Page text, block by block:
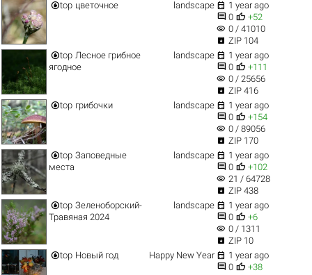
top цветочное landscape  1 year ago
 0  +52
visibility 0 / 41010
 ZIP 104
top Лесное грибное
ягодное
landscape  1 year ago
 0  +111
visibility 0 / 25656
 ZIP 416
top грибочки landscape  1 year ago
 0  +154
visibility 0 / 89056
 ZIP 170
top Заповедные
места
landscape  1 year ago
 0  +102
visibility 21 / 64728
 ZIP 438
top Зеленоборский-
Травяная 2024
landscape  1 year ago
 0  +6
visibility 0 / 1311
 ZIP 10
top Новый год Happy New Year  1 year ago
 0  +38